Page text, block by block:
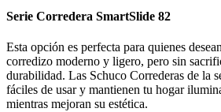
Serie Corredera SmartSlide 82
Esta opción es perfecta para quienes
corredizo moderno y ligero, pero sin
durabilidad. Las Schuco Correderas de la
fáciles de usar y mantienen tu hogar
mientras mejoran su estética.